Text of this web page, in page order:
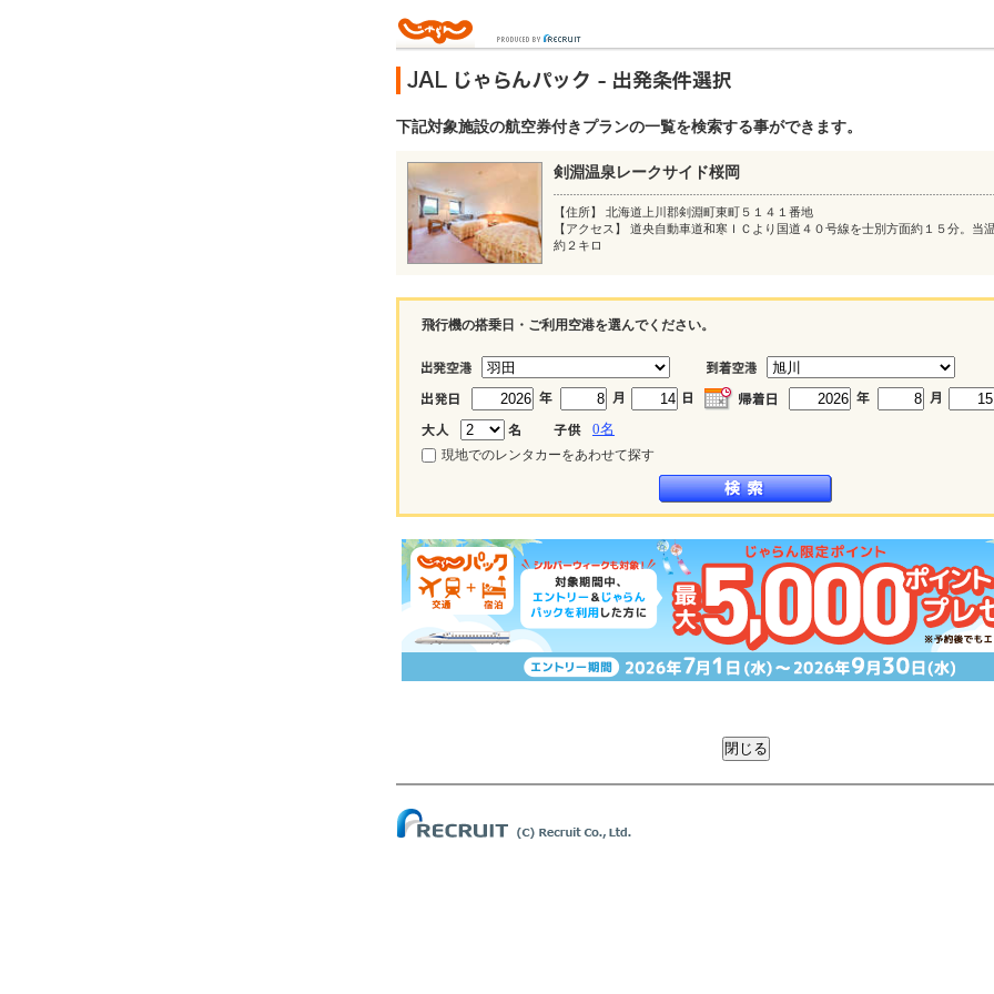
下記対象施設の航空券付きプランの一覧を検索する事ができます。
剣淵温泉レークサイド桜岡
【住所】 北海道上川郡剣淵町東町５１４１番地
【アクセス】 道央自動車道和寒ＩＣより国道４０号線を士別方面約１５分。当
約２キロ
飛行機の搭乗日・ご利用空港を選んでください。
0名
現地でのレンタカーをあわせて探す